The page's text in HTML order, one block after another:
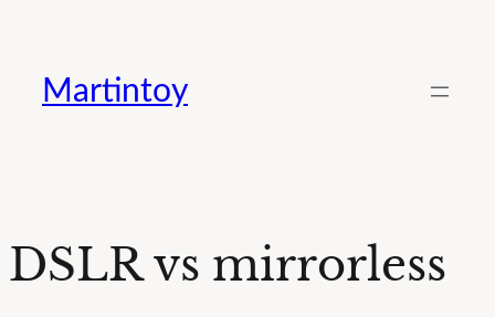
contenido
Martintoy
DSLR vs mirrorless